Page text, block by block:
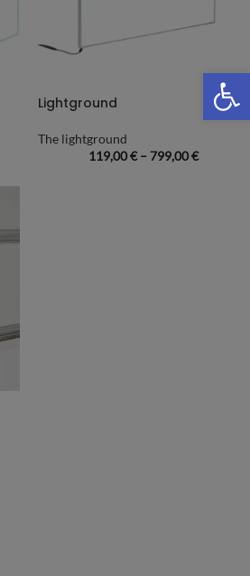
Lightground
The lightground
119,00€– 799,00€